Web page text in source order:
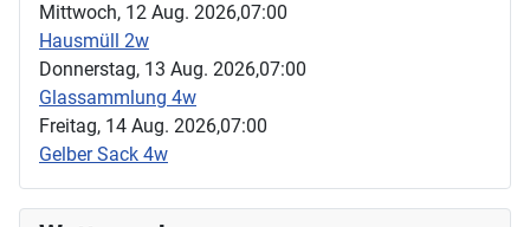
Mittwoch, 12 Aug. 2026,07:00
Hausmüll 2w
Donnerstag, 13 Aug. 2026,07:00
Glassammlung 4w
Freitag, 14 Aug. 2026,07:00
Gelber Sack 4w